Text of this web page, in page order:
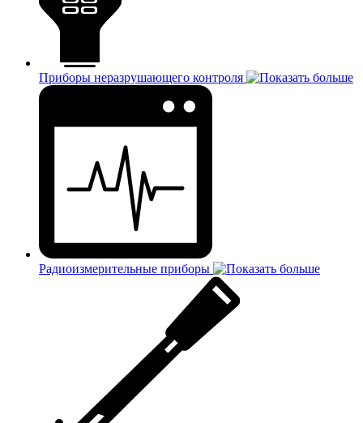
Приборы неразрушающего контроля
Радиоизмерительные приборы